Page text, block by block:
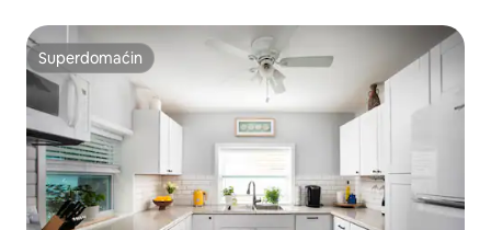
Superdomaćin
Superdomaćin